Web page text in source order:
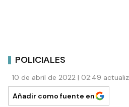
POLICIALES
10 de abril de 2022 | 02:49
Añadir como fuente en